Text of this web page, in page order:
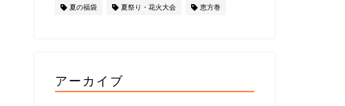
夏の福袋 夏祭り・花火大会 恵方巻
アーカイブ